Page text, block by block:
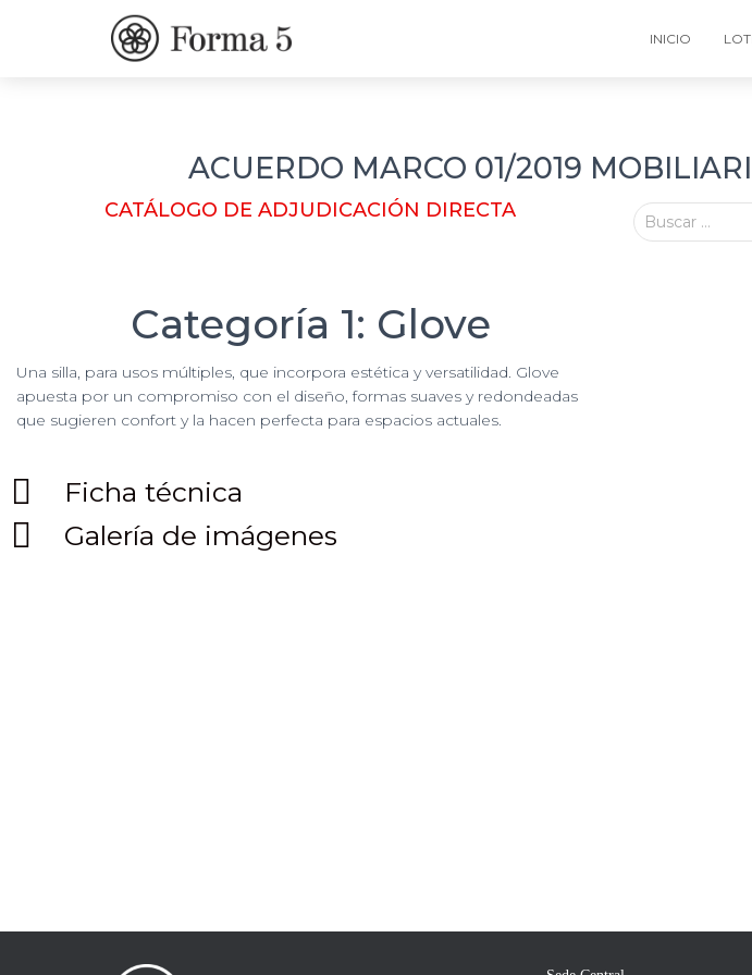
INICIO
ACUERDO MARCO 01/2019
CATÁLOGO DE ADJUDICACIÓN DIRECTA Buscar …
Categoría 1: Glove
Una silla, para usos múltiples, que incorpora estética y versatilidad. Glove
apuesta por un compromiso con el diseño, formas suaves y redondeadas
que sugieren confort y la hacen perfecta para espacios actuales.
Ficha técnica
Galería de imágenes